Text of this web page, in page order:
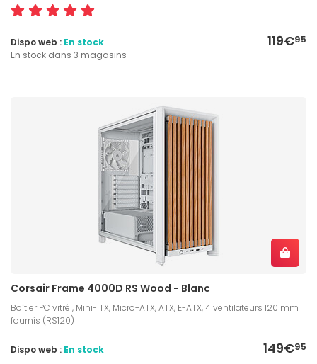
119€95
Dispo web : En stock
En stock dans 3 magasins
Corsair Frame 4000D RS Wood - Blanc
Boîtier PC vitré , Mini-ITX, Micro-ATX, ATX, E-ATX, 4 ventilateurs 120 mm
fournis (RS120)
149€95
Dispo web : En stock